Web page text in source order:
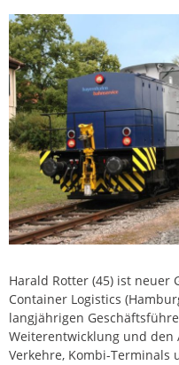
Harald Rotter (45) ist neuer
Container Logistics
langjährigen
Weiterentwicklung und
Verkehre, Kombi-Terminals